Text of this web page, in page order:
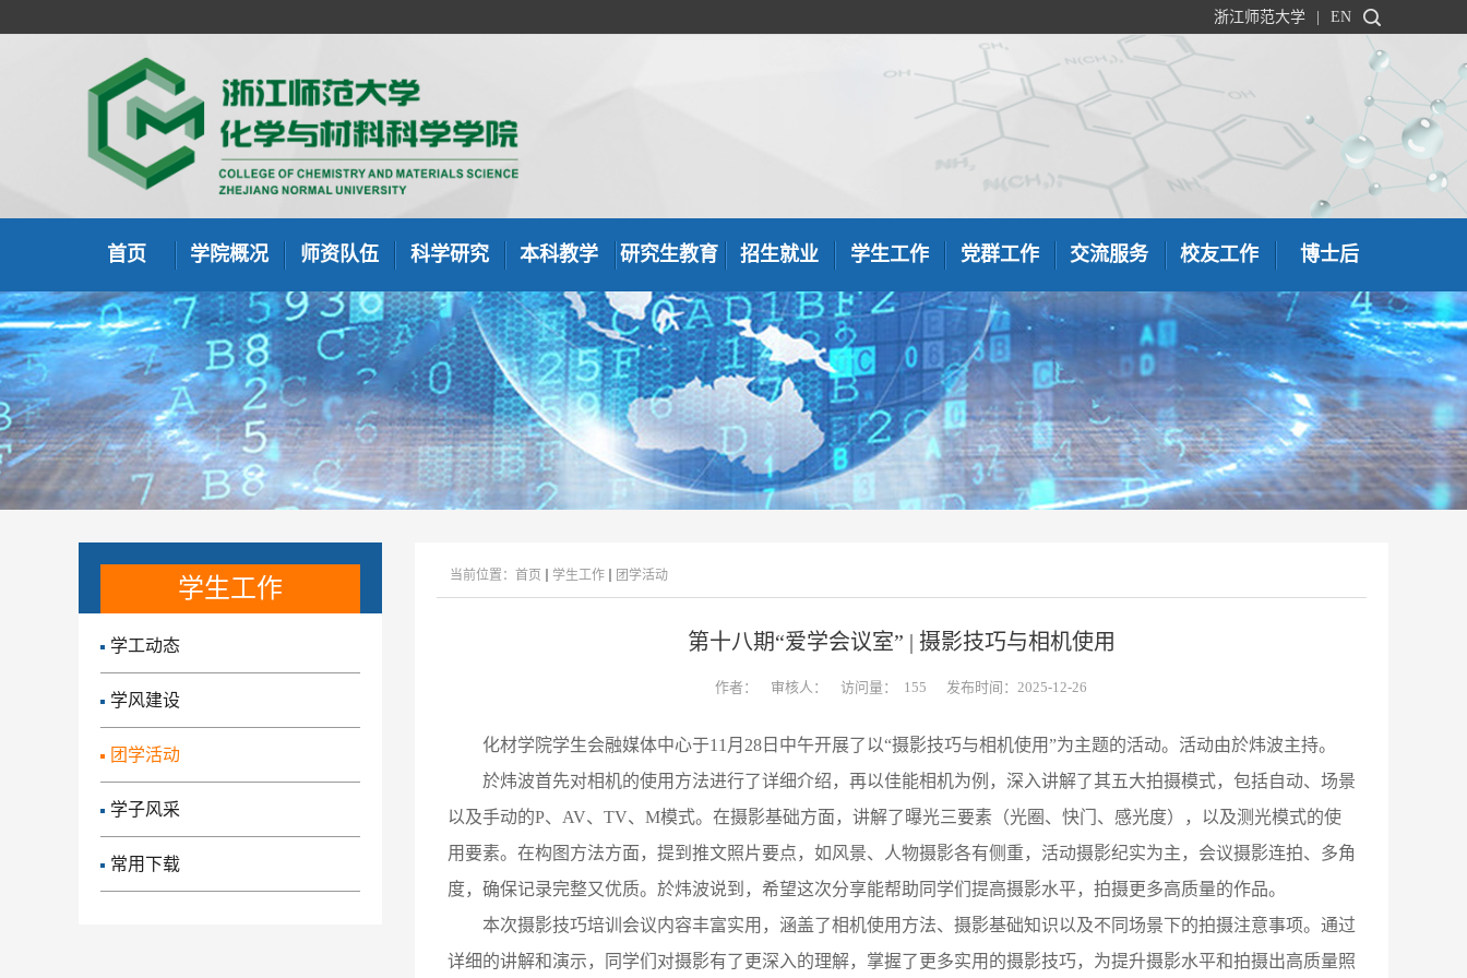
浙江师范大学 EN
首页 学院概况 师资队伍 科学研究 本科教学 研究生教育 招生就业 学生工作 党群工作 交流服务 校友工作 博士后
学生工作
学工动态
学风建设
团学活动
学子风采
常用下载
当前位置： 首页 学生工作 团学活动
第十八期“爱学会议室” | 摄影技巧与相机使用
作者： 审核人： 访问量： 155 发布时间：2025-12-26
化材学院学生会融媒体中心于11 月 28日中午开展了以“摄影技巧与相机使用”为主题的活动。活动由於炜波主持。
於炜波首先对相机的使用方法进行了详细介绍，再以佳能相机为例，深入讲解了其五大拍摄模式，包括自动、场景
以及手动的P、 AV、 TV、 M模式。在摄影基础方面，讲解了曝光三要素（光圈、快门、感光度），以及测光模式的使
用要素。在构图方法方面，提到推文照片要点，如风景、人物摄影各有侧重，活动摄影纪实为主，会议摄影连拍、多角
度，确保记录完整又优质。於炜波说到，希望这次分享能帮助同学们提高摄影水平，拍摄更多高质量的作品。
本次摄影技巧培训会议内容丰富实用，涵盖了相机使用方法、摄影基础知识以及不同场景下的拍摄注意事项。通过
详细的讲解和演示，同学们对摄影有了更深入的理解，掌握了更多实用的摄影技巧，为提升摄影水平和拍摄出高质量照